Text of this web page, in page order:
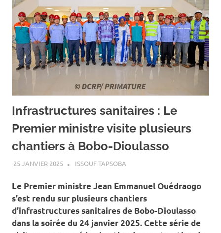
Infrastructures sanitaires : Le
Premier ministre visite plusieurs
chantiers à Bobo-Dioulasso
25 JANVIER 2025 ISSOUF TAPSOBA
Le Premier ministre Jean Emmanuel Ouédraogo
s’est rendu sur plusieurs chantiers
d’infrastructures sanitaires de Bobo-Dioulasso
dans la soirée du 24 janvier 2025. Cette série de